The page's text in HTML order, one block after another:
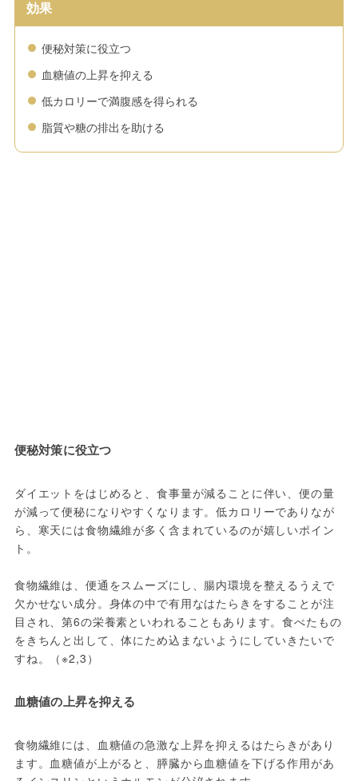
効果
便秘対策に役立つ
血糖値の上昇を抑える
低カロリーで満腹感を得られる
脂質や糖の排出を助ける
便秘対策に役立つ
ダイエットをはじめると、食事量が減ることに伴い、便の量
が減って便秘になりやすくなります。低カロリーでありなが
ら、寒天には食物繊維が多く含まれているのが嬉しいポイン
ト。
食物繊維は、便通をスムーズにし、腸内環境を整えるうえで
欠かせない成分。身体の中で有用なはたらきをすることが注
目され、第6の栄養素といわれることもあります。食べたもの
をきちんと出して、体にため込まないようにしていきたいで
すね。（※2,3）
血糖値の上昇を抑える
食物繊維には、血糖値の急激な上昇を抑えるはたらきがあり
ます。血糖値が上がると、膵臓から血糖値を下げる作用があ